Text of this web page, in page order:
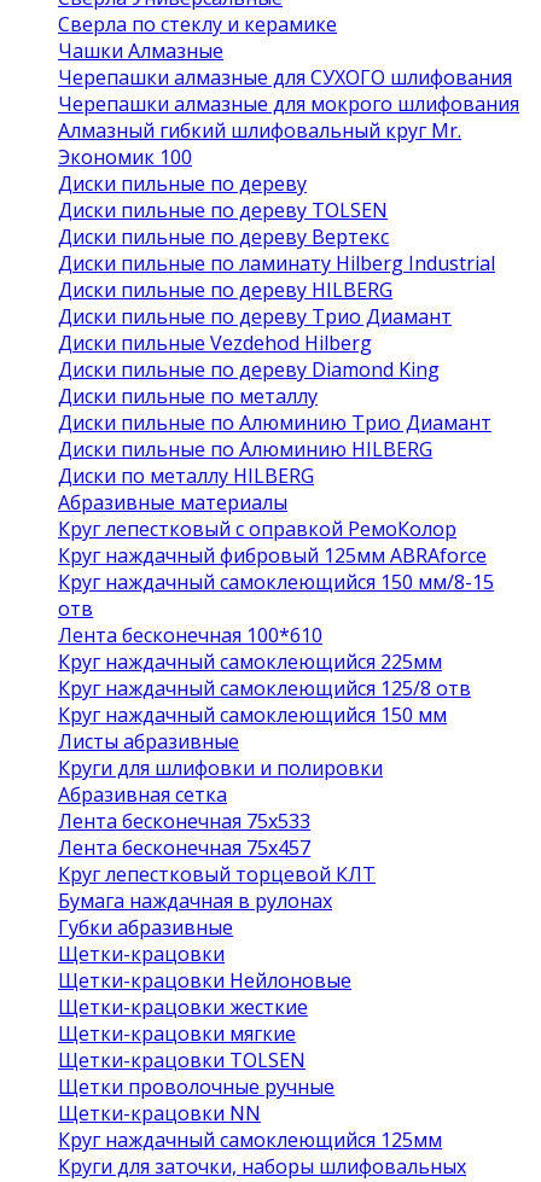
Сверла по стеклу и керамике
Чашки Алмазные
Черепашки алмазные для СУХОГО шлифования
Черепашки алмазные для мокрого шлифования
Алмазный гибкий шлифовальный круг Mr.
Экономик 100
Диски пильные по дереву
Диски пильные по дереву TOLSEN
Диски пильные по дереву Вертекс
Диски пильные по ламинату Hilberg Industrial
Диски пильные по дереву HILBERG
Диски пильные по дереву Трио Диамант
Диски пильные Vezdehod Hilberg
Диски пильные по дереву Diamond King
Диски пильные по металлу
Диски пильные по Алюминию Трио Диамант
Диски пильные по Алюминию HILBERG
Диски по металлу HILBERG
Абразивные материалы
Круг лепестковый с оправкой РемоКолор
Круг наждачный фибровый 125мм ABRAforce
Круг наждачный самоклеющийся 150 мм/8-15
отв
Лента бесконечная 100*610
Круг наждачный самоклеющийся 225мм
Круг наждачный самоклеющийся 125/8 отв
Круг наждачный самоклеющийся 150 мм
Листы абразивные
Круги для шлифовки и полировки
Абразивная сетка
Лента бесконечная 75х533
Лента бесконечная 75х457
Круг лепестковый торцевой КЛТ
Бумага наждачная в рулонах
Губки абразивные
Щетки-крацовки
Щетки-крацовки Нейлоновые
Щетки-крацовки жесткие
Щетки-крацовки мягкие
Щетки-крацовки TOLSEN
Щетки проволочные ручные
Щетки-крацовки NN
Круг наждачный самоклеющийся 125мм
Круги для заточки, наборы шлифовальных